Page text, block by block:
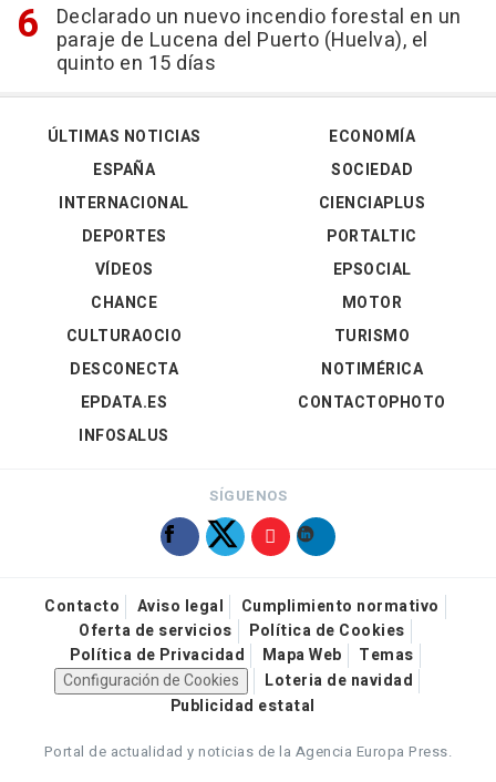
Declarado un nuevo incendio forestal en un
paraje de Lucena del Puerto (Huelva), el
quinto en 15 días
ÚLTIMAS NOTICIAS
ESPAÑA
INTERNACIONAL
DEPORTES
VÍDEOS
ECONOMÍA
SOCIEDAD
CIENCIAPLUS
PORTALTIC
EPSOCIAL
CHANCE
CULTURAOCIO
DESCONECTA
EPDATA.ES
INFOSALUS
MOTOR
TURISMO
NOTIMÉRICA
CONTACTOPHOTO
SÍGUENOS
Contacto Aviso legal
Cumplimiento normativo
Oferta de servicios
Política de Cookies
Política de Privacidad
Mapa Web
Temas
Configuración de Cookies
Loteria de navidad
Publicidad estatal
Portal de actualidad y noticias de la Agencia Europa Press.